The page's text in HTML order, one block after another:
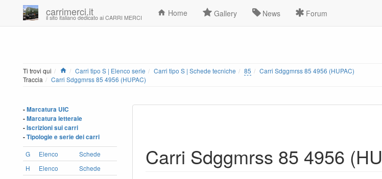
carrimerci.it
il sito italiano dedicato ai CARRI MERCI Home Gallery News Forum
Ti trovi qui Home
Carri tipo S | Elenco serie Carri tipo S | Schede tecniche 85
Carri Sdggmrss 85 4956 (HUPAC)
Traccia
Carri Sdggmrss 85 4956 (HUPAC)
-Marcatura UIC
-Marcatura letterale
-Iscrizioni sui carri
-Tipologie e serie dei carri
G
Elenco
Schede
H
Elenco
Schede
Carri Sdggmrss 85 4956